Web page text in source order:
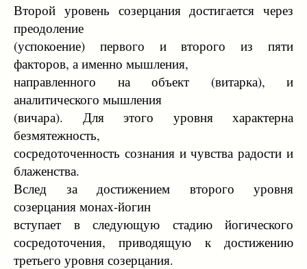
Второй уровень созерцания достигается через
преодоление
(успокоение) первого и второго из пяти
факторов, а именно мышления,
направленного на объект (витарка), и
аналитического мышления
(вичара). Для этого уровня характерна
безмятежность,
сосредоточенность сознания и чувства радости и
блаженства.
Вслед за достижением второго уровня
созерцания монах-йогин
вступает в следующую стадию йогического
сосредоточения, приводящую к достижению
третьего уровня созерцания.